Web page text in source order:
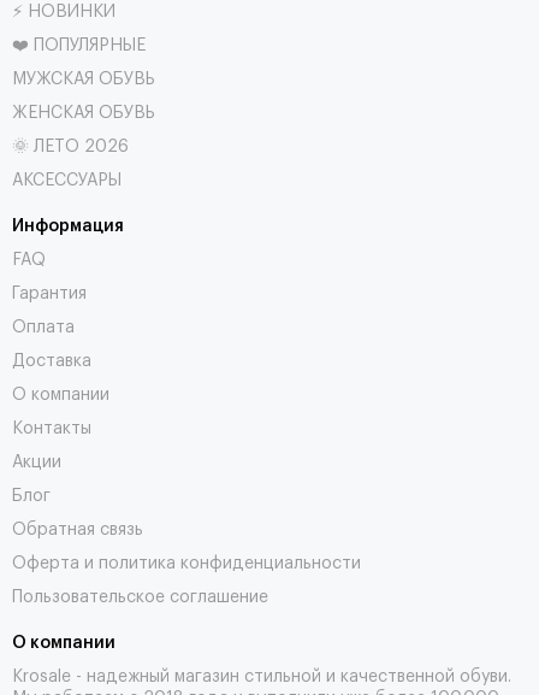
⚡ НОВИНКИ
❤️ ПОПУЛЯРНЫЕ
МУЖСКАЯ ОБУВЬ
ЖЕНСКАЯ ОБУВЬ
🌞 ЛЕТО 2026
АКСЕССУАРЫ
Информация
FAQ
Гарантия
Оплата
Доставка
О компании
Контакты
Акции
Блог
Обратная связь
Оферта и политика конфиденциальности
Пользовательское соглашение
О компании
Krosale - надежный магазин стильной и качественной обуви.